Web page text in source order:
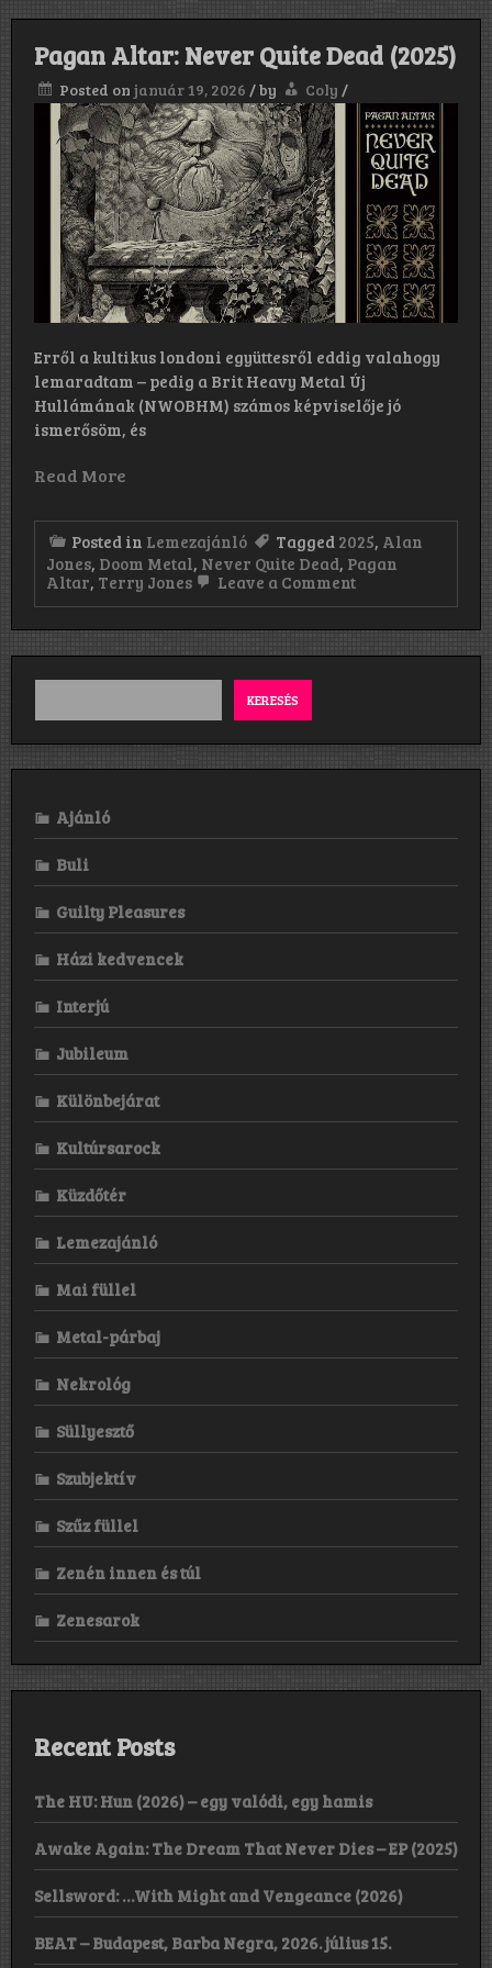
Pagan Altar: Never Quite Dead (2025)
Posted on január 19, 2026 /by Coly /
Erről a kultikus londoni együttesről eddig valahogy
lemaradtam – pedig a Brit Heavy Metal Új
Hullámának (NWOBHM) számos képviselője jó
ismerősöm, és
Read More
Posted in Lemezajánló Tagged 2025, Alan
Jones, Doom Metal, Never Quite Dead, Pagan
Altar, Terry Jones Leave a Commenton
Never
Quite
KERESÉS
Ajánló
Buli
Guilty Pleasures
Házi kedvencek
Interjú
Jubileum
Különbejárat
Kultúrsarock
Küzdőtér
Lemezajánló
Mai füllel
Metal-párbaj
Nekrológ
Süllyesztő
Szubjektív
Szűz füllel
Zenén innen és túl
Zenesarok
Recent Posts
The HU: Hun (2026) – egy valódi, egy hamis
Awake Again: The Dream That Never Dies – EP (2025)
Sellsword: …With Might and Vengeance (2026)
BEAT – Budapest, Barba Negra, 2026. július 15.